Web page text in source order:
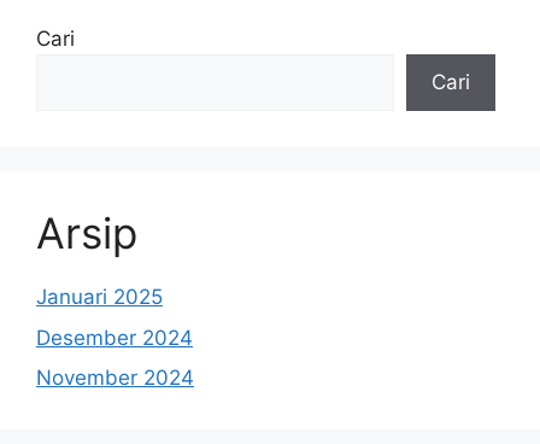
Cari
Cari
Arsip
Januari 2025
Desember 2024
November 2024